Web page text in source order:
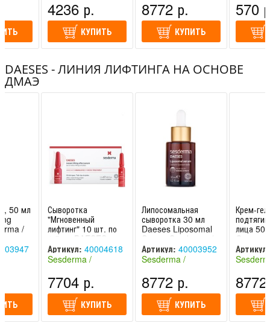
4236 р.
КУПИТЬ
8772 р.
КУПИТЬ
570
DAESES - ЛИНИЯ ЛИФТИНГА НА ОСНОВЕ
ДМАЭ
50 мл
/
Сыворотка
"Мгновенный
лифтинг" 10 шт. по
1,5 мл DAESES
Sesderma /
Сесдерма
Артикул: 40004618
Sesderma /
7704 р.
КУПИТЬ
Липосомальная
сыворотка 30 мл
Daeses Liposomal
Serum Sesderma /
Сесдерма
Артикул: 40003952
Sesderma /
8772 р.
КУПИТЬ
Крем-
лица 50
Crema
Артикул: